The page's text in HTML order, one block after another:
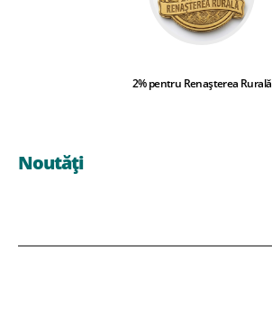
2% pentru Renașterea Rurală
Noutăți